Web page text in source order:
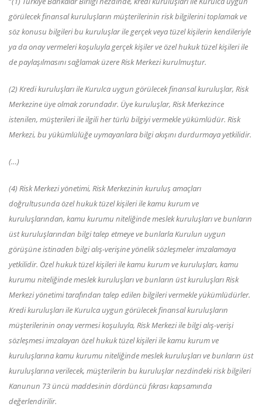
görülecek finansal kuruluşların müşterilerinin risk bilgilerini toplamak ve
söz konusu bilgileri bu kuruluşlar ile gerçek veya tüzel kişilerin kendileriyle
ya da onay vermeleri koşuluyla gerçek kişiler ve özel hukuk tüzel kişileri ile
de paylaşılmasını sağlamak üzere Risk Merkezi kurulmuştur.
(2) Kredi kuruluşları ile Kurulca uygun görülecek finansal kuruluşlar, Risk
Merkezine üye olmak zorundadır. Üye kuruluşlar, Risk Merkezince
istenilen, müşterileri ile ilgili her türlü bilgiyi vermekle yükümlüdür. Risk
Merkezi, bu yükümlülüğe uymayanlara bilgi akışını durdurmaya yetkilidir.
(…)
(4) Risk Merkezi yönetimi, Risk Merkezinin kuruluş amaçları
doğrultusunda özel hukuk tüzel kişileri ile kamu kurum ve
kuruluşlarından, kamu kurumu niteliğinde meslek kuruluşları ve bunların
üst kuruluşlarından bilgi talep etmeye ve bunlarla Kurulun uygun
görüşüne istinaden bilgi alış-verişine yönelik sözleşmeler imzalamaya
yetkilidir. Özel hukuk tüzel kişileri ile kamu kurum ve kuruluşları, kamu
kurumu niteliğinde meslek kuruluşları ve bunların üst kuruluşları Risk
Merkezi yönetimi tarafından talep edilen bilgileri vermekle yükümlüdürler.
Kredi kuruluşları ile Kurulca uygun görülecek finansal kuruluşların
müşterilerinin onay vermesi koşuluyla, Risk Merkezi ile bilgi alış-verişi
sözleşmesi imzalayan özel hukuk tüzel kişileri ile kamu kurum ve
kuruluşlarına kamu kurumu niteliğinde meslek kuruluşları ve bunların üst
kuruluşlarına verilecek, müşterilerin bu kuruluşlar nezdindeki risk bilgileri
Kanunun 73 üncü maddesinin dördüncü fıkrası kapsamında
değerlendirilir.